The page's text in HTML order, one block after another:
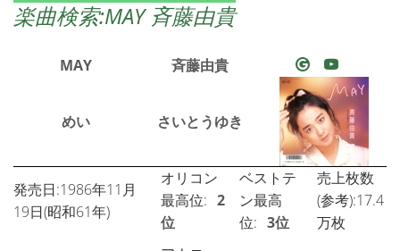
楽曲検索:MAY 斉藤由貴
MAY 斉藤由貴
めい さいとうゆき
発売日:1986年11月
19日(昭和61年)
オリコン
最高位: 2
位
ベストテ
ン最高
位: 3位
売上枚数
(参考):17.4
万枚